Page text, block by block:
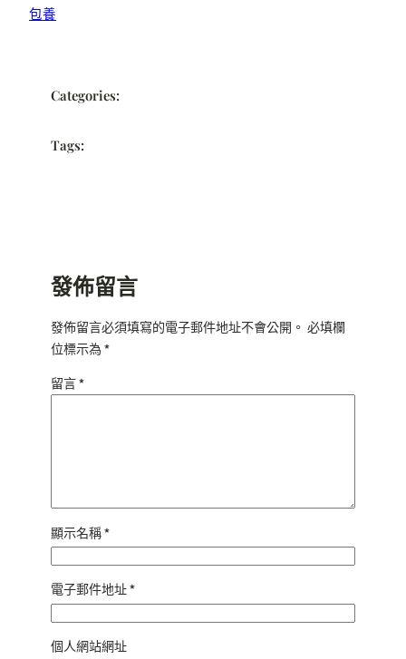
包養
Categories:
Tags:
發佈留言
發佈留言必須填寫的電子郵件地址不會公開。 必填欄
位標示為*
留言*
顯示名稱*
電子郵件地址*
個人網站網址